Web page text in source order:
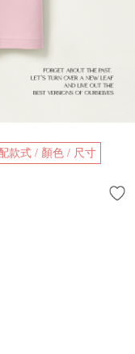
款式 / 顏色 / 尺寸